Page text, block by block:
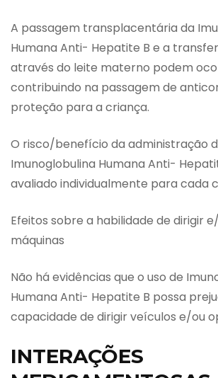
A passagem transplacentária da
Humana Anti- Hepatite B e a
através do leite materno podem
contribuindo na passagem de
proteção para a criança.
O risco/benefício da administração
Imunoglobulina Humana Anti-
avaliado individualmente para cada
Efeitos sobre a habilidade de dirigir
máquinas
Não há evidências que o uso de
Humana Anti- Hepatite B possa
capacidade de dirigir veículos e/ou
INTERAÇÕES